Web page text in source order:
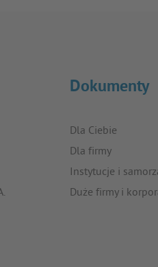
Dokumenty
Dla Ciebie
Dla firmy
Instytucje i
Duże firmy i